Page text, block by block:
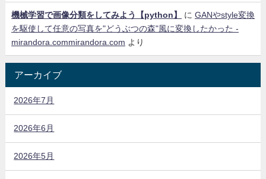
機械学習で画像分類をしてみよう【python】 に GANやstyle変換
を駆使して任意の写真を"どうぶつの森"風に変換したかった -
mirandora.commirandora.com より
アーカイブ
2026年7月
2026年6月
2026年5月